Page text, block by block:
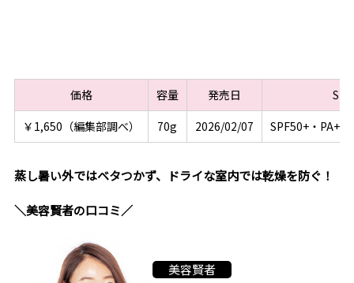
価格 容量 発売日
￥1,650（編集部調べ）
70g 2026/02/07 SPF50+・
蒸し暑い外ではベタつかず、ドライな室内では乾燥を防ぐ！
＼美容賢者の口コミ／
美容賢者